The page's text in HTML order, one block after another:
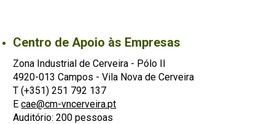
Centro de Apoio às Empresas
Zona Industrial de Cerveira - Pólo II
4920-013 Campos - Vila Nova de Cerveira
T (+351) 251 792 137
Ecae@cm-vncerveira.pt
Auditório: 200 pessoas